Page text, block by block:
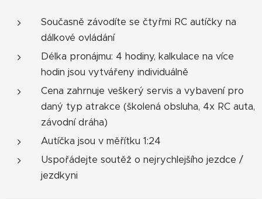
Současně závodíte se čtyřmi RC autíčky na
dálkové ovládání
Délka pronájmu: 4 hodiny, kalkulace na více
hodin jsou vytvářeny individuálně
Cena zahrnuje veškerý servis a vybavení pro
daný typ atrakce (školená obsluha, 4x RC auta,
závodní dráha)
Autíčka jsou v měřítku 1:24
Uspořádejte soutěž o nejrychlejšího jezdce /
jezdkyni